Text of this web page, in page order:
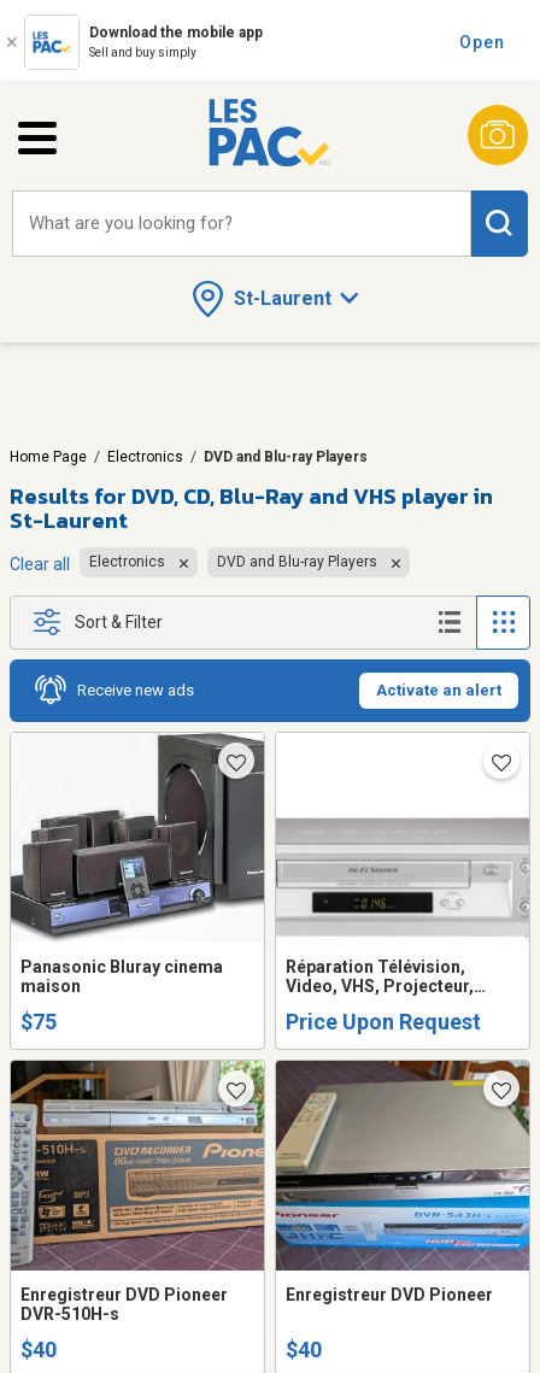
Download the mobile app
Sell and buy simply
Open
St-Laurent
What are you looking for?
Home Page / Electronics / DVD and Blu-ray Players
Results for DVD, CD, Blu-Ray and VHS player in
St-Laurent
Clear all Electronics DVD and Blu-ray Players
Sort & Filter
Receive new ads Activate an alert
Panasonic Bluray cinema
maison
$75
Réparation Télévision,
Video, VHS, Projecteur,
tournante, Ordinateur
Price Upon Request
Enregistreur DVD Pioneer
DVR-510H-s
$40
Enregistreur DVD Pioneer
$40